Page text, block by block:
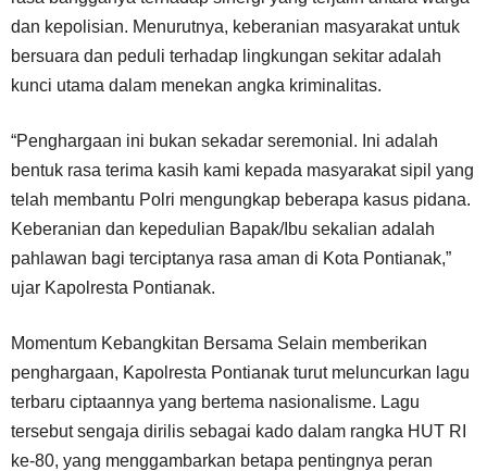
dan kepolisian. Menurutnya, keberanian masyarakat untuk
bersuara dan peduli terhadap lingkungan sekitar adalah
kunci utama dalam menekan angka kriminalitas.
“Penghargaan ini bukan sekadar seremonial. Ini adalah
bentuk rasa terima kasih kami kepada masyarakat sipil yang
telah membantu Polri mengungkap beberapa kasus pidana.
Keberanian dan kepedulian Bapak/Ibu sekalian adalah
pahlawan bagi terciptanya rasa aman di Kota Pontianak,”
ujar Kapolresta Pontianak.
Momentum Kebangkitan Bersama Selain memberikan
penghargaan, Kapolresta Pontianak turut meluncurkan lagu
terbaru ciptaannya yang bertema nasionalisme. Lagu
tersebut sengaja dirilis sebagai kado dalam rangka HUT RI
ke-80, yang menggambarkan betapa pentingnya peran